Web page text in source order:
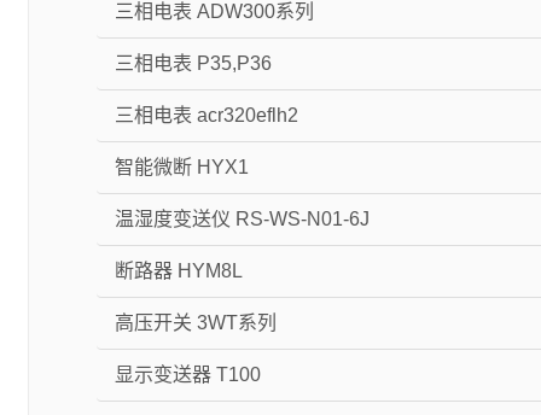
三相电表 ADW300系列
三相电表 P35,P36
三相电表 acr320eflh2
智能微断 HYX1
温湿度变送仪 RS-WS-N01-6J
断路器 HYM8L
高压开关 3WT系列
显示变送器 T100